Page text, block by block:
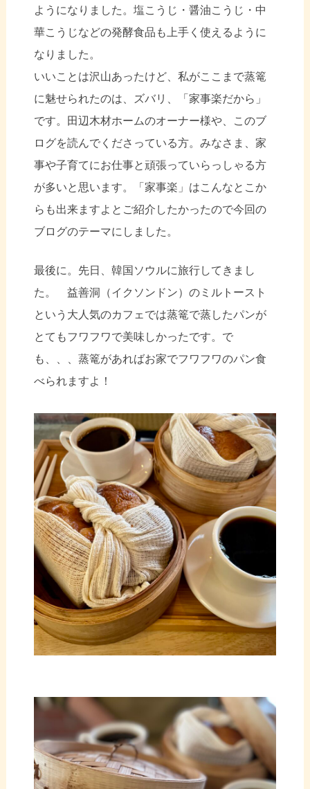
ようになりました。塩こうじ・醤油こうじ・中
華こうじなどの発酵食品も上手く使えるように
なりました。
いいことは沢山あったけど、私がここまで蒸篭
に魅せられたのは、ズバリ、「家事楽だから」
です。田辺木材ホームのオーナー様や、このブ
ログを読んでくださっている方。みなさま、家
事や子育てにお仕事と頑張っていらっしゃる方
が多いと思います。「家事楽」はこんなとこか
らも出来ますよとご紹介したかったので今回の
ブログのテーマにしました。
最後に。先日、韓国ソウルに旅行してきまし
た。 益善洞（イクソンドン）のミルトースト
という大人気のカフェでは蒸篭で蒸したパンが
とてもフワフワで美味しかったです。で
も、、、蒸篭があればお家でフワフワのパン食
べられますよ！